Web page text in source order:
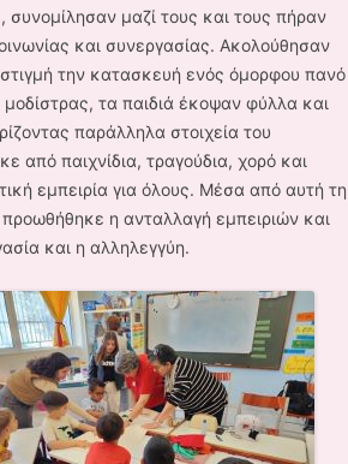
συνομίλησαν μαζί τους και τους πήραν
και συνεργασίας. Ακολούθησαν
στιγμή την κατασκευή ενός όμορφου πανό
τα παιδιά έκοψαν φύλλα και
παράλληλα στοιχεία του
από παιχνίδια, τραγούδια, χορό και
εμπειρία για όλους. Μέσα από αυτή τη
η ανταλλαγή εμπειριών και
και η αλληλεγγύη.